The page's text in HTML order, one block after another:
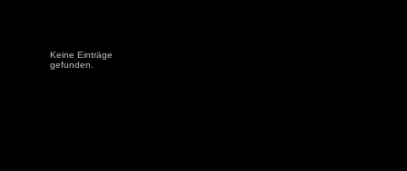
Keine Einträge
gefunden.